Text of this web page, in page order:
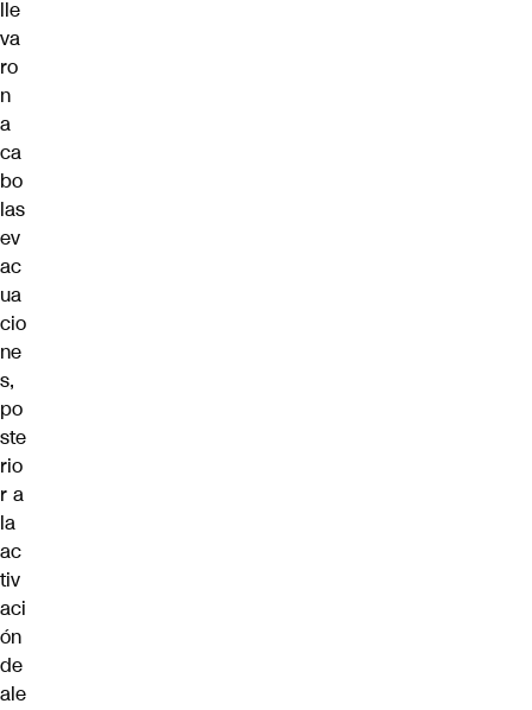
lle
va
ro
n
a
ca
bo
las
ev
ac
ua
cio
ne
s,
po
ste
rio
r a
la
ac
tiv
aci
ón
de
ale